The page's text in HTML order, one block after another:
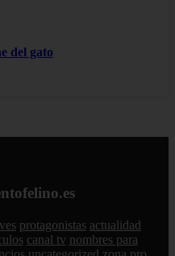
del gato
protagonistas actualidad
canal tv nombres para